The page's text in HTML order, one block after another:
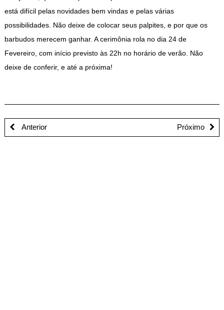
está difícil pelas novidades bem vindas e pelas várias
possibilidades. Não deixe de colocar seus palpites, e por que os
barbudos merecem ganhar. A cerimônia rola no dia 24 de
Fevereiro, com início previsto às 22h no horário de verão. Não
deixe de conferir, e até a próxima!
Anterior Próximo